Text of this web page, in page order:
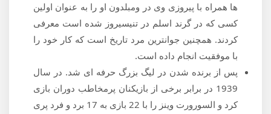
ها همراه با پیروزی وی در ومبلدون او را به عنوان اولین
كسی كه در گرند اسلم در تنیسیروز شده است معرفی
کردند. همچنین جوانترین مرد تاریخ است که کار خود را
با موفقیت انجام داده است.
پس از برنده شدن در لیگ بزرگ حرفه ای شد. در سال
1939 در برابر برخی از بازیکنان پرمخاطب دوران بازی
کرد و السورورت وینز را با 22 بازی به 17 برد و فرد پری